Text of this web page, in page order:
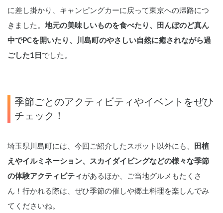
に差し掛かり、キャンピングカーに戻って東京への帰路につ
きました。 地元の美味しいものを食べたり、田んぼのど真ん
中でPCを開いたり、川島町のやさしい自然に癒されながら過
ごした1日 でした。
季節ごとのアクティビティやイベントをぜひ
チェック！
埼玉県川島町には、今回ご紹介したスポット以外にも、
田植
えやイルミネーション、スカイダイビングなどの様々な季節
の体験アクティビティ があるほか、ご当地グルメもたくさ
ん！行かれる際は、ぜひ季節の催しや郷土料理を楽しんでみ
てくださいね。